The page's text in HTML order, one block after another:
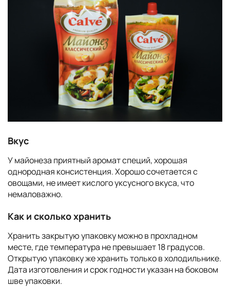
Вкус
У майонеза приятный аромат специй, хорошая
однородная консистенция. Хорошо сочетается с
овощами, не имеет кислого уксусного вкуса, что
немаловажно.
Как и сколько хранить
Хранить закрытую упаковку можно в прохладном
месте, где температура не превышает 18 градусов.
Открытую упаковку же хранить только в холодильнике.
Дата изготовления и срок годности указан на боковом
шве упаковки.